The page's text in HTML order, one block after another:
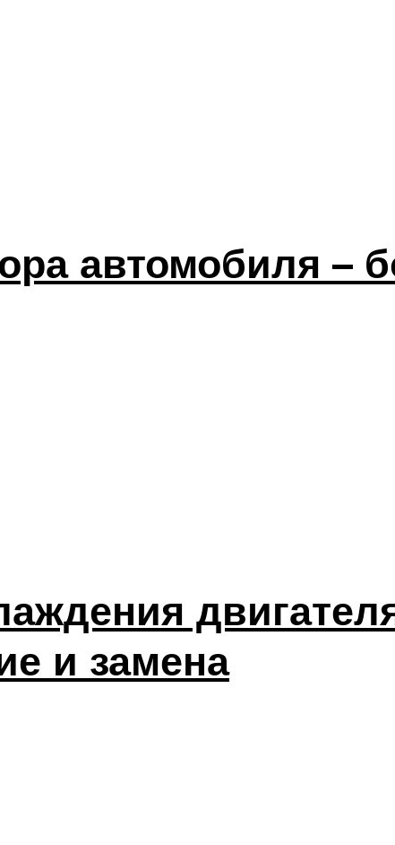
автомобиля –
и замена